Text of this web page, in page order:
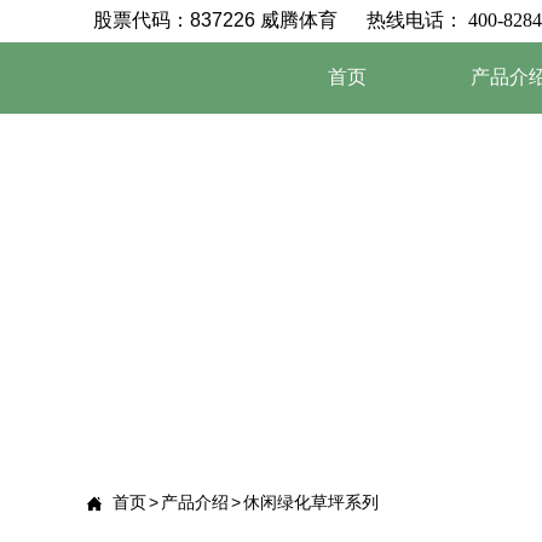
首页 产品介
股票代码：837226 威腾体育 热线电话 ： 400-
 首页>产品介绍>休闲绿化草坪系列